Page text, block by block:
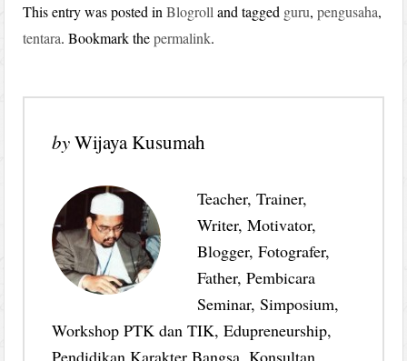
This entry was posted inBlogroll and tagged guru,pengusaha,
tentara. Bookmark thepermalink.
byWijaya Kusumah
Teacher, Trainer,
Writer, Motivator,
Blogger, Fotografer,
Father, Pembicara
Seminar, Simposium,
Workshop PTK dan TIK, Edupreneurship,
Pendidikan Karakter Bangsa, Konsultan